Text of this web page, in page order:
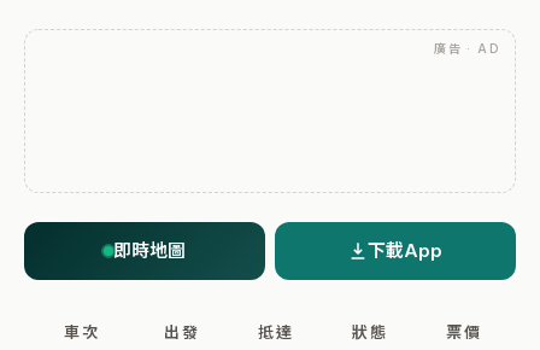
廣告 · AD
即時地圖 下載App
車次 出發 抵達 狀態 票價